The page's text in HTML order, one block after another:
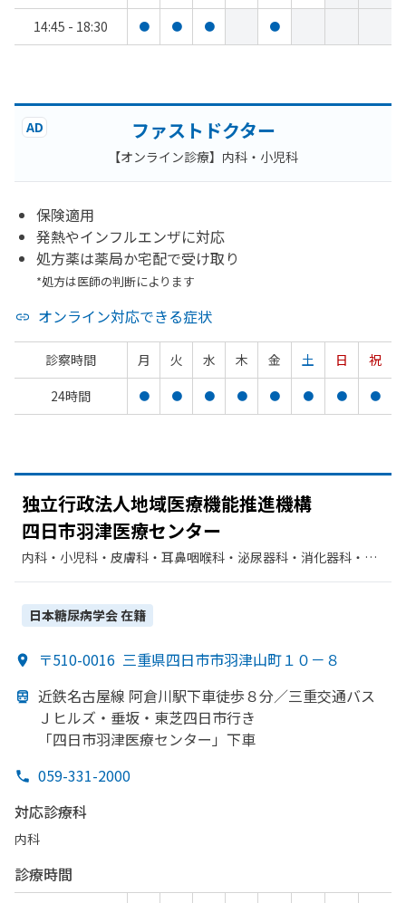
14:45 - 18:30 ● ● ● ●
AD ファストドクター
【オンライン診療】内科・小児科
保険適用
発熱やインフルエンザに対応
処方薬は薬局か宅配で受け取り
*処方は医師の判断によります
オンライン対応できる症状
診察時間 月 火 水 木 金 土 日
祝
24時間
● ● ● ● ● ● ● ●
独立行政法人地域医療機能推進機構
四日市羽津医療センター
内科・​小児科・​皮膚科・​耳鼻咽喉科・​泌尿器科・​消化器科・​呼
器科・​肛門科・​糖尿病内科・​臨床検査・病理診断・​腎臓内科・
日本糖尿病学会在籍
〒510-0016 三重県四日市市羽津山町１０－８
近鉄名古屋線 阿倉川駅下車徒歩８分／三重交通バス
Ｊヒルズ・垂坂・ 東芝四日市行き
「四日市羽津医療センター」 下車
059-331-2000
対応診療科
内科
診療時間